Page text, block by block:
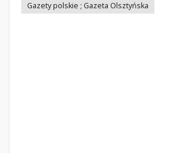
Gazety polskie ; Gazeta Olsztyńska